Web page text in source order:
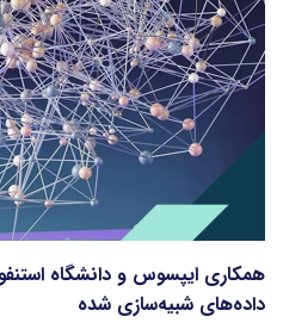
همکاری ایپسوس و دانشگاه
داده‌های شبیه‌سازی شده